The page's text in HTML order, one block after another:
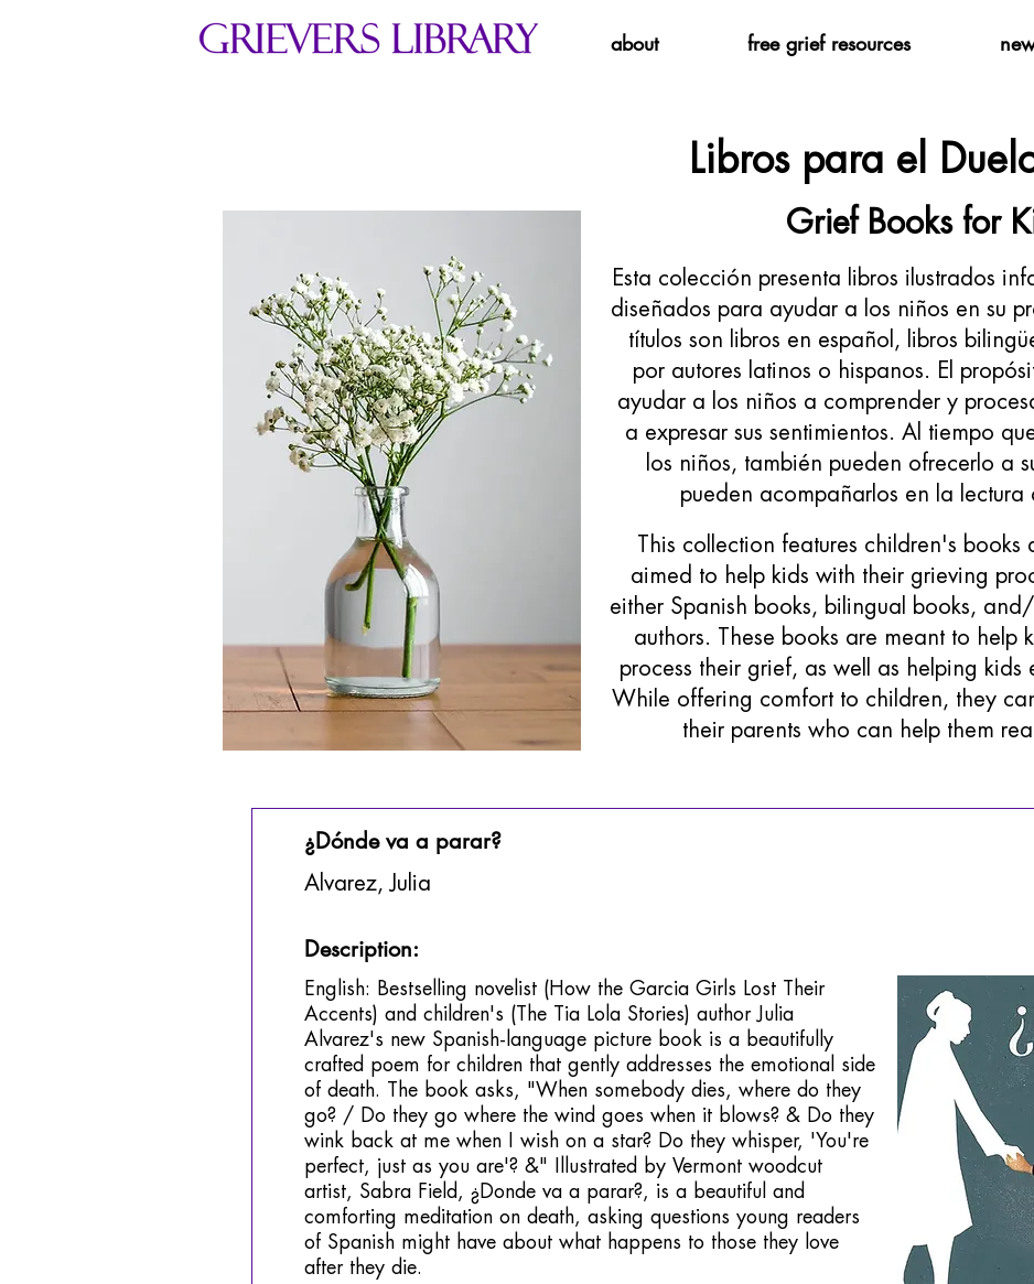
about free grief resources
Libros para el
Grief Books for
Esta colección presenta libros ilustrados
diseñados para ayudar a los niños en su
títulos son libros en español, libros
por autores latinos o hispanos. El
ayudar a los niños a comprender y
a expresar sus sentimientos. Al tiempo
los niños, también pueden ofrecerlo a
pueden acompañarlos en la lectura
This collection features children's books
aimed to help kids with their grieving
either Spanish books, bilingual books,
authors. These books are meant to help
process their grief, as well as helping kids
While offering comfort to children, they
their parents who can help them
¿Dónde va a parar?
Alvarez, Julia
Description:
English: Bestselling novelist (How the Garcia Girls Lost Their
Accents) and children's (The Tia Lola Stories) author Julia
Alvarez's new Spanish-language picture book is a beautifully
crafted poem for children that gently addresses the emotional side
of death. The book asks, "When somebody dies, where do they
go? / Do they go where the wind goes when it blows? & Do they
wink back at me when I wish on a star? Do they whisper, 'You're
perfect, just as you are'? &" Illustrated by Vermont woodcut
artist, Sabra Field, ¿Donde va a parar?, is a beautiful and
comforting meditation on death, asking questions young readers
of Spanish might have about what happens to those they love
after they die.